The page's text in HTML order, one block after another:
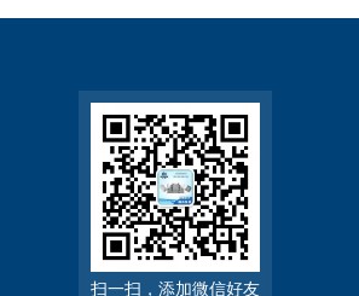
扫一扫，添加微信好友